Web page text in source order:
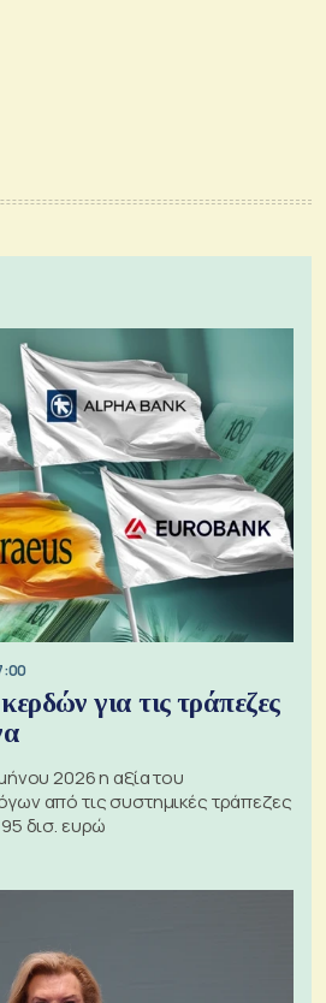
για τις τράπεζες
2026 η αξία του
από τις συστημικές τράπεζες
δισ. ευρώ